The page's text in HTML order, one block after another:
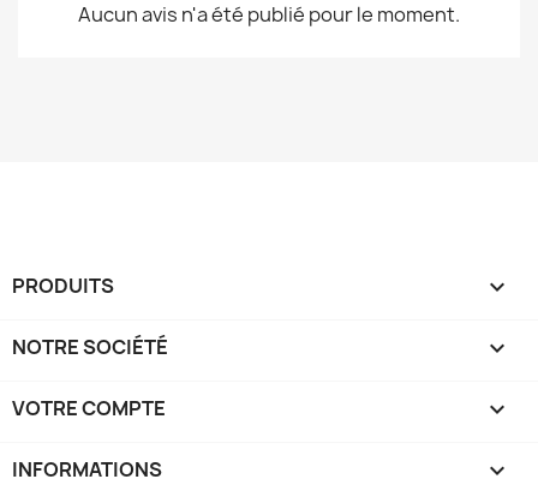
Aucun avis n'a été publié pour le moment.
PRODUITS 
NOTRE SOCIÉTÉ 
VOTRE COMPTE 
INFORMATIONS keyboard_arrow_down